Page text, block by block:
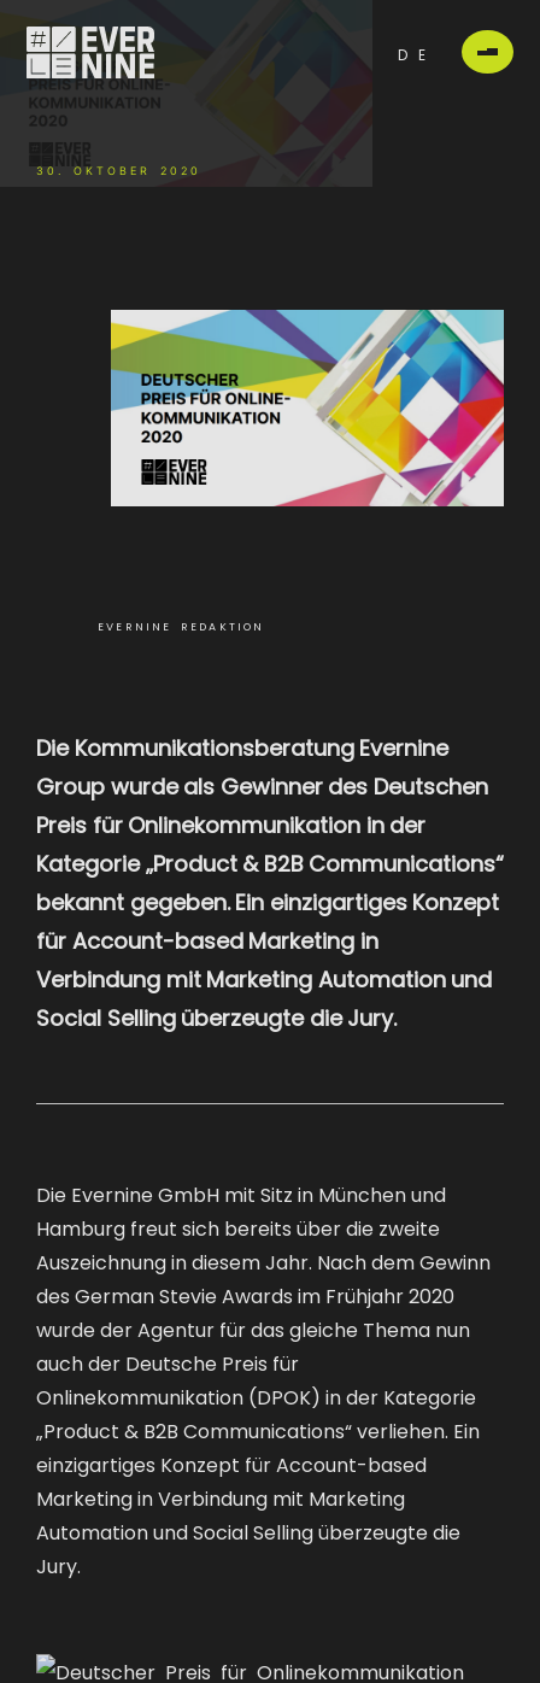
DE
30. OKTOBER 2020
EVERNINE REDAKTION
Die Kommunikationsberatung Evernine
Group wurde als Gewinner des Deutschen
Preis für Onlinekommunikation in der
Kategorie „Product & B2B Communications“
bekannt gegeben. Ein einzigartiges Konzept
für Account-based Marketing in
Verbindung mit Marketing Automation und
Social Selling überzeugte die Jury.
Die Evernine GmbH mit Sitz in München und
Hamburg freut sich bereits über die zweite
Auszeichnung in diesem Jahr. Nach dem Gewinn
des German Stevie Awards im Frühjahr 2020
wurde der Agentur für das gleiche Thema nun
auch der Deutsche Preis für
Onlinekommunikation (DPOK) in der Kategorie
„Product & B2B Communications“ verliehen. Ein
einzigartiges Konzept für Account-based
Marketing in Verbindung mit Marketing
Automation und Social Selling überzeugte die
Jury.